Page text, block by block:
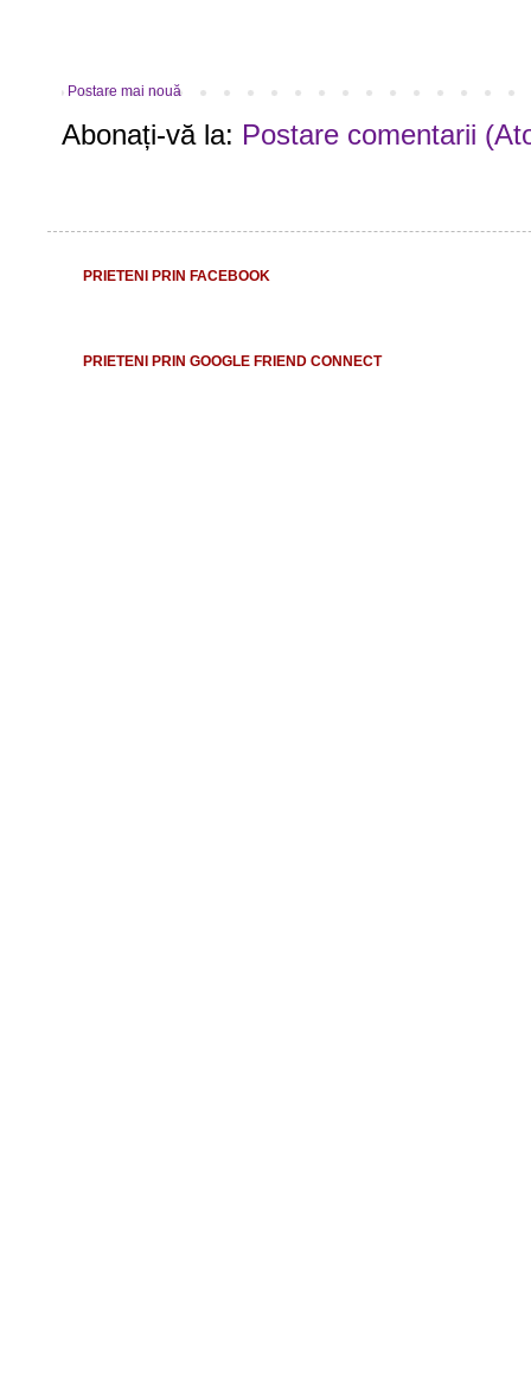
Postare mai nouă
Abonați-vă la: Postare comentarii
PRIETENI PRIN FACEBOOK
PRIETENI PRIN GOOGLE FRIEND CONNECT